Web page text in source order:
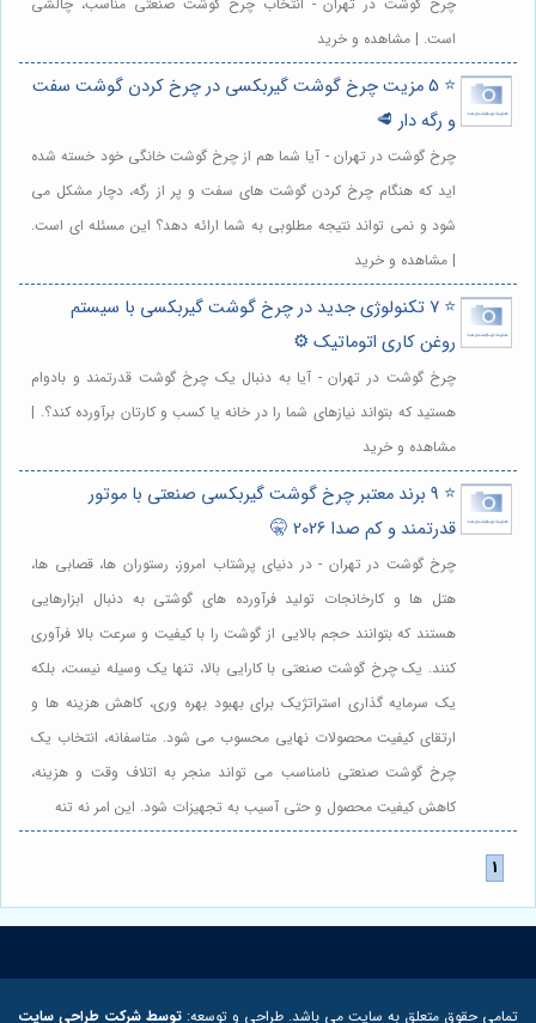
چرخ گوشت در تهران - انتخاب چرخ گوشت صنعتی مناسب، چالشی
است. | مشاهده و خرید
⭐️ 5 مزیت چرخ گوشت گیربکسی در چرخ کردن گوشت سفت
و رگه دار 🥩
چرخ گوشت در تهران - آیا شما هم از چرخ گوشت خانگی خود خسته شده
اید که هنگام چرخ کردن گوشت های سفت و پر از رگه، دچار مشکل می
شود و نمی تواند نتیجه مطلوبی به شما ارائه دهد؟ این مسئله ای است.
| مشاهده و خرید
⭐️ 7 تکنولوژی جدید در چرخ گوشت گیربکسی با سیستم
روغن کاری اتوماتیک ⚙️
چرخ گوشت در تهران - آیا به دنبال یک چرخ گوشت قدرتمند و بادوام
هستید که بتواند نیازهای شما را در خانه یا کسب و کارتان برآورده کند؟. |
مشاهده و خرید
⭐️ 9 برند معتبر چرخ گوشت گیربکسی صنعتی با موتور
قدرتمند و کم صدا 2026 🤫
چرخ گوشت در تهران - در دنیای پرشتاب امروز، رستوران ها، قصابی ها،
هتل ها و کارخانجات تولید فرآورده های گوشتی به دنبال ابزارهایی
هستند که بتوانند حجم بالایی از گوشت را با کیفیت و سرعت بالا فرآوری
کنند. یک چرخ گوشت صنعتی با کارایی بالا، تنها یک وسیله نیست، بلکه
یک سرمایه گذاری استراتژیک برای بهبود بهره وری، کاهش هزینه ها و
ارتقای کیفیت محصولات نهایی محسوب می شود. متاسفانه، انتخاب یک
چرخ گوشت صنعتی نامناسب می تواند منجر به اتلاف وقت و هزینه،
کاهش کیفیت محصول و حتی آسیب به تجهیزات شود. این امر نه تنه
تمامی حقوق متعلق به سایت می باشد. طراحی و توسعه: توسط شرکت طراحی سایت